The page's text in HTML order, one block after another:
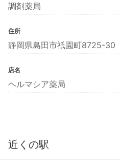
調剤薬局
住所
静岡県島田市祇園町8725-30
店名
ヘルマシア薬局
近くの駅